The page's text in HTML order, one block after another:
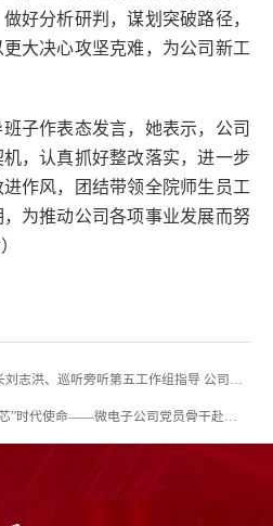
好分析研判，谋划突破路径，
大决心攻坚克难，为公司新工
子作表态发言，她表示，公司
，认真抓好整改落实，进一步
作风，团结带领全院师生员工
为推动公司各项事业发展而努
）